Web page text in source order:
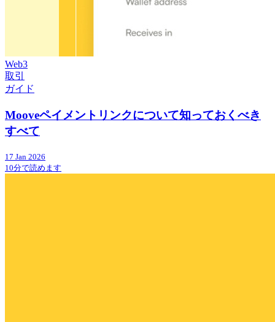
Web3
取引
ガイド
Mooveペイメントリンクについて知っておくべき
すべて
17 Jan 2026
10分で読めます